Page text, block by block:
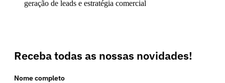
geração de leads e estratégia comercial
Receba todas as nossas novidades!
Nome completo